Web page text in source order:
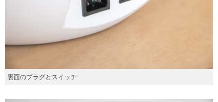
裏面のプラグとスイッチ